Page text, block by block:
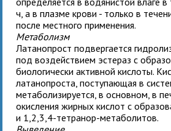
ч, а в плазме крови - только в
после местного применения.
Метаболизм
Латанопрост подвергается
под воздействием эстераз с
биологически активной кислоты.
латанопроста, поступающая в
метаболизируется, в основном, в
окисления жирных кислот с
и 1,2,3,4-тетранор-метаболитов.